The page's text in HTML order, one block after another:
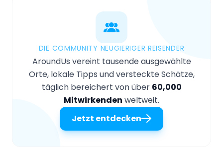
DIE COMMUNITY NEUGIERIGER REISENDER
AroundUs vereint tausende ausgewählte
Orte, lokale Tipps und versteckte Schätze,
täglich bereichert von über 60,000
Mitwirkenden weltweit.
Jetzt entdecken